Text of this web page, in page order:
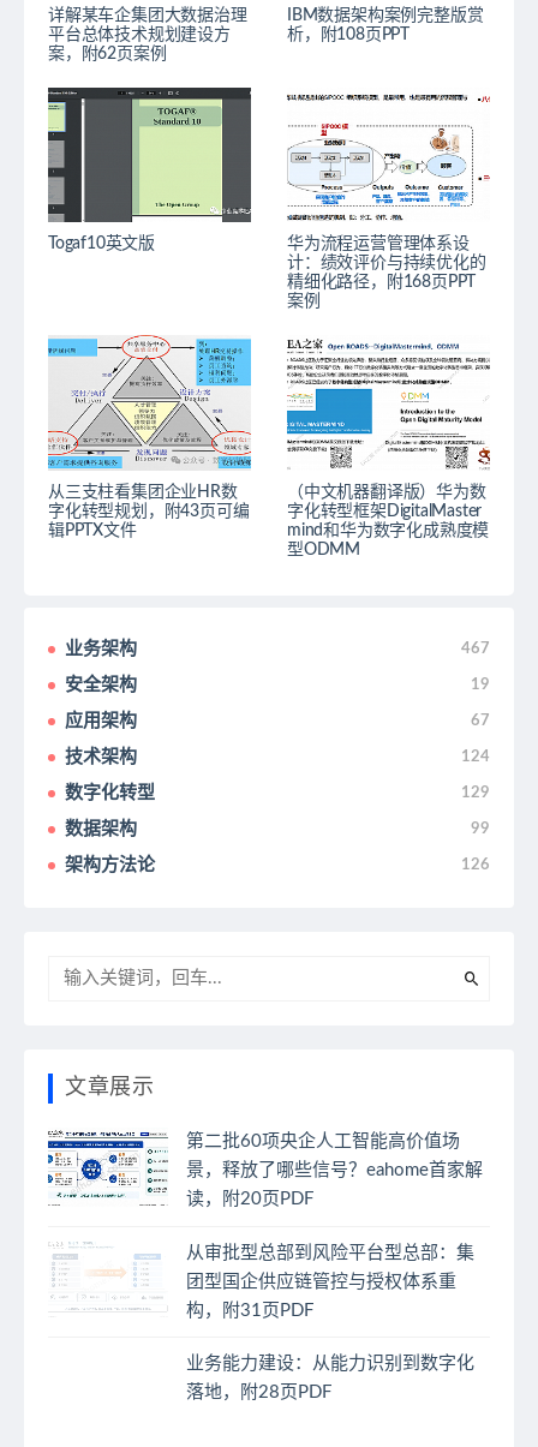
详解某车企集团大数据治理
平台总体技术规划建设方
案，附62页案例
IBM数据架构案例完整版赏
析，附108页PPT
Togaf10英文版
华为流程运营管理体系设
计：绩效评价与持续优化的
精细化路径，附168页PPT
案例
从三支柱看集团企业HR数
字化转型规划，附43页可编
辑PPTX文件
（中文机器翻译版）华为数
字化转型框架DigitalMaster
mind和华为数字化成熟度模
型ODMM
业务架构 467
安全架构 19
应用架构 67
技术架构 124
数字化转型 129
数据架构 99
架构方法论 126
文章展示
第二批60项央企人工智能高价值场
景，释放了哪些信号？eahome首家解
读，附20页PDF
从审批型总部到风险平台型总部：集
团型国企供应链管控与授权体系重
构，附31页PDF
业务能力建设：从能力识别到数字化
落地，附28页PDF